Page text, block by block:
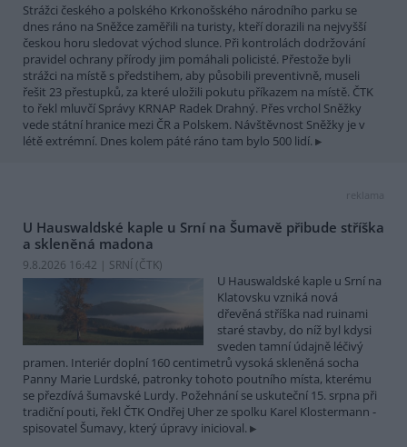
Strážci českého a polského Krkonošského národního parku se
dnes ráno na Sněžce zaměřili na turisty, kteří dorazili na nejvyšší
českou horu sledovat východ slunce. Při kontrolách dodržování
pravidel ochrany přírody jim pomáhali policisté. Přestože byli
strážci na místě s předstihem, aby působili preventivně, museli
řešit 23 přestupků, za které uložili pokutu příkazem na místě. ČTK
to řekl mluvčí Správy KRNAP Radek Drahný. Přes vrchol Sněžky
vede státní hranice mezi ČR a Polskem. Návštěvnost Sněžky je v
létě extrémní. Dnes kolem páté ráno tam bylo 500 lidí.
reklama
U Hauswaldské kaple u Srní na Šumavě přibude stříška
a skleněná madona
9.8.2026 16:42 | SRNÍ (ČTK)
U Hauswaldské kaple u Srní na
Klatovsku vzniká nová
dřevěná stříška nad ruinami
staré stavby, do níž byl kdysi
sveden tamní údajně léčivý
pramen. Interiér doplní 160 centimetrů vysoká skleněná socha
Panny Marie Lurdské, patronky tohoto poutního místa, kterému
se přezdívá šumavské Lurdy. Požehnání se uskuteční 15. srpna při
tradiční pouti, řekl ČTK Ondřej Uher ze spolku Karel Klostermann -
spisovatel Šumavy, který úpravy inicioval.